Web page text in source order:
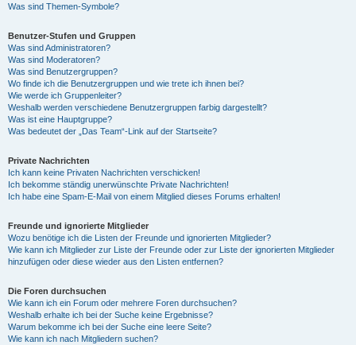
Was sind Themen-Symbole?
Benutzer-Stufen und Gruppen
Was sind Administratoren?
Was sind Moderatoren?
Was sind Benutzergruppen?
Wo finde ich die Benutzergruppen und wie trete ich ihnen bei?
Wie werde ich Gruppenleiter?
Weshalb werden verschiedene Benutzergruppen farbig dargestellt?
Was ist eine Hauptgruppe?
Was bedeutet der „Das Team“-Link auf der Startseite?
Private Nachrichten
Ich kann keine Privaten Nachrichten verschicken!
Ich bekomme ständig unerwünschte Private Nachrichten!
Ich habe eine Spam-E-Mail von einem Mitglied dieses Forums erhalten!
Freunde und ignorierte Mitglieder
Wozu benötige ich die Listen der Freunde und ignorierten Mitglieder?
Wie kann ich Mitglieder zur Liste der Freunde oder zur Liste der ignorierten Mitglieder
hinzufügen oder diese wieder aus den Listen entfernen?
Die Foren durchsuchen
Wie kann ich ein Forum oder mehrere Foren durchsuchen?
Weshalb erhalte ich bei der Suche keine Ergebnisse?
Warum bekomme ich bei der Suche eine leere Seite?
Wie kann ich nach Mitgliedern suchen?